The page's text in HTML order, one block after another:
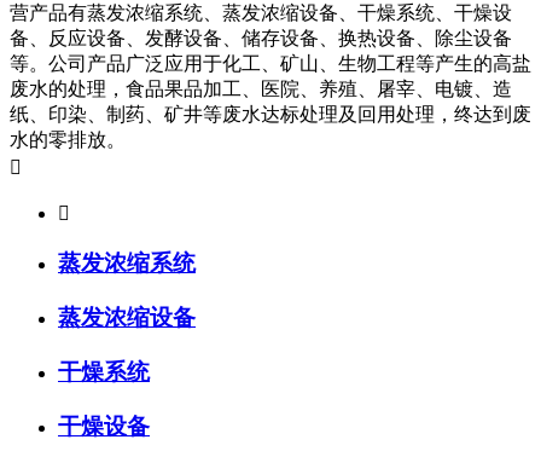
营产品有蒸发浓缩系统、蒸发浓缩设备、干燥系统、干燥设
备、反应设备、发酵设备、储存设备、换热设备、除尘设备
等。公司产品广泛应用于化工、矿山、生物工程等产生的高盐
废水的处理，食品果品加工、医院、养殖、屠宰、电镀、造
纸、印染、制药、矿井等废水达标处理及回用处理，终达到废
水的零排放。


蒸发浓缩系统
蒸发浓缩设备
干燥系统
干燥设备